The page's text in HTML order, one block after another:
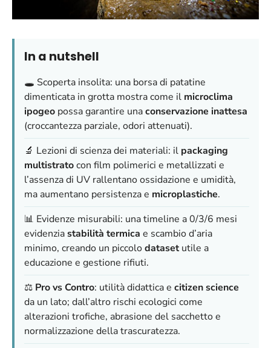
In a nutshell
🕳️ Scoperta insolita: una borsa di patatine
dimenticata in grotta mostra come il microclima
ipogeo possa garantire unaconservazione inattesa
(croccantezza parziale, odori attenuati).
🔬 Lezioni di scienza dei materiali: il packaging
multistratocon film polimerici e metallizzati e
l’assenza di UV rallentano ossidazione e umidità,
ma aumentano persistenza e microplastiche.
📊 Evidenze misurabili: una timeline a 0/3/6 mesi
evidenziastabilità termica e scambio d’aria
minimo, creando un piccolodatasetutile a
educazione e gestione rifiuti.
⚖️ Pro vs Contro: utilità didattica e citizen science
da un lato; dall’altro rischi ecologici come
alterazioni trofiche, abrasione del sacchetto e
normalizzazione della trascuratezza.